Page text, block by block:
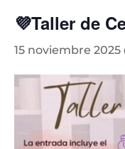
💜Taller de
15 noviembre 2025